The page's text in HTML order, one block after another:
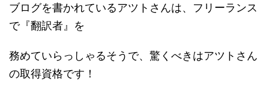
ブログを書かれているアツトさんは、フリーランス
で『翻訳者』を
務めていらっしゃるそうで、驚くべきはアツトさん
の取得資格です！